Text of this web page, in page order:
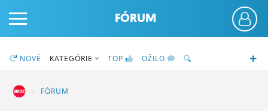
FÓRUM
NOVÉ KATEGÓRIE TOP OŽILO
FÓRUM